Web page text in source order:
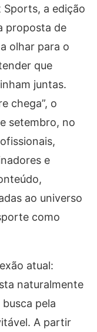
a edição
proposta de
olhar para o
que
juntas.
chega”, o
setembro, no
e
ao universo
como
atual:
naturalmente
pela
A partir